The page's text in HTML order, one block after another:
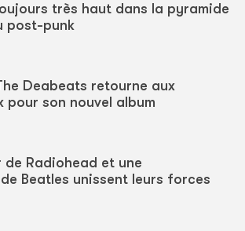
très haut dans la pyramide
post-punk
Deabeats retourne aux
pour son nouvel album
de Radiohead et une
Beatles unissent leurs forces